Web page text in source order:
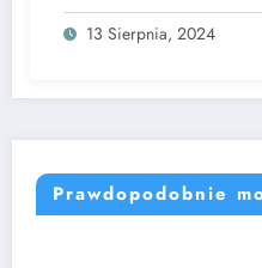
13 Sierpnia, 2024
Prawdopodobnie